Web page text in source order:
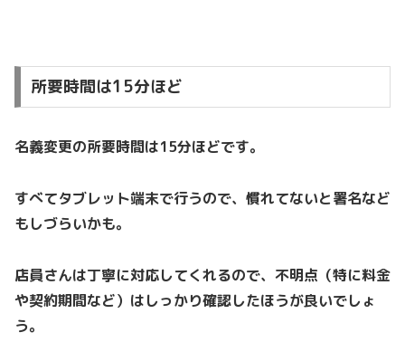
所要時間は15分ほど
名義変更の所要時間は15分ほどです。
すべてタブレット端末で行うので、慣れてないと署名など
もしづらいかも。
店員さんは丁寧に対応してくれるので、不明点（特に料金
や契約期間など）はしっかり確認したほうが良いでしょ
う。